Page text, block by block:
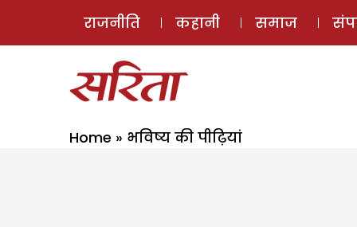
राजनीति कहानी समाज
Home » भविष्य की पीढ़ियां